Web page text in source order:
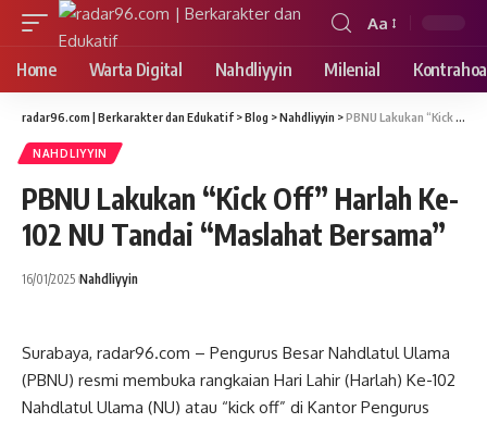
Font
Resizer
Aa
Home Warta Digital Nahdliyyin Milenial
radar96.com | Berkarakter dan Edukatif >Blog >Nahdliyyin >PBNU Lakukan “Kick Off” Harlah Ke-102 NU Tandai “Maslahat Bersama”
NAHDLIYYIN
PBNU Lakukan “Kick Off” Harlah Ke-
102 NU Tandai “Maslahat Bersama”
16/01/2025 Nahdliyyin
Surabaya, radar96.com – Pengurus Besar Nahdlatul Ulama
(PBNU) resmi membuka rangkaian Hari Lahir (Harlah) Ke-102
Nahdlatul Ulama (NU) atau “kick off” di Kantor Pengurus